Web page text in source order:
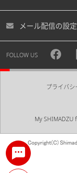
メール配信の設定
FOLLOW US
プライバシ
My SHIMADZU